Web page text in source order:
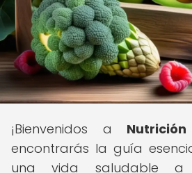
¡Bienvenidos a
encontrarás la guía
una vida saludable